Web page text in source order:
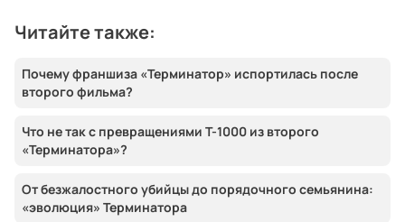
Читайте также:
Почему франшиза «Терминатор» испортилась после
второго фильма?
Что не так с превращениями T-1000 из второго
«Терминатора»?
От безжалостного убийцы до порядочного семьянина:
«эволюция» Терминатора